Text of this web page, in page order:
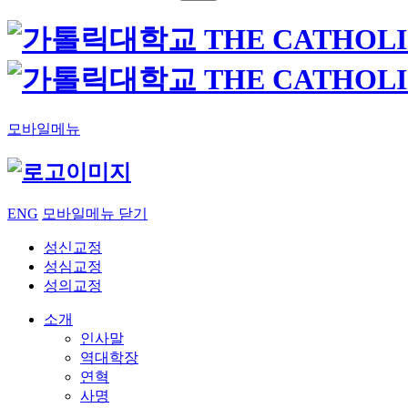
모바일메뉴
ENG 모바일메뉴 닫기
성신교정
성심교정
성의교정
소개
인사말
역대학장
연혁
사명